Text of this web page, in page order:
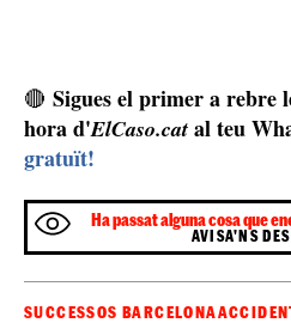
🔴 Sigues el primer a rebre
hora d'ElCaso.cat al teu
gratuït!
Ha passat alguna cosa que
AVISA'NS
SUCCESSOS BARCELONA